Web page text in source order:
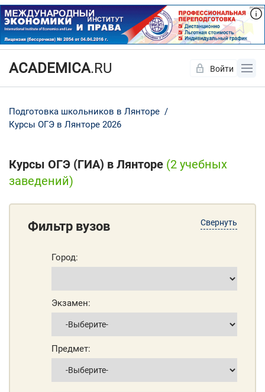
ACADEMICA.RU Войти
Подготовка школьников в Лянторе
Курсы ОГЭ в Лянторе 2026
Курсы ОГЭ (ГИА) в Лянторе (2 учебных
заведений)
Свернуть
Фильтр вузов
Город:
Экзамен:
Предмет:
Да Нет